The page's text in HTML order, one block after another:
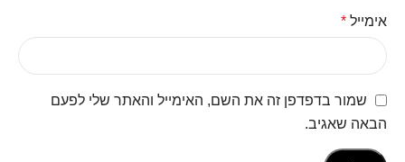
אימייל *
שמור בדפדפן זה את השם, האימייל והאתר שלי לפעם
הבאה שאגיב.